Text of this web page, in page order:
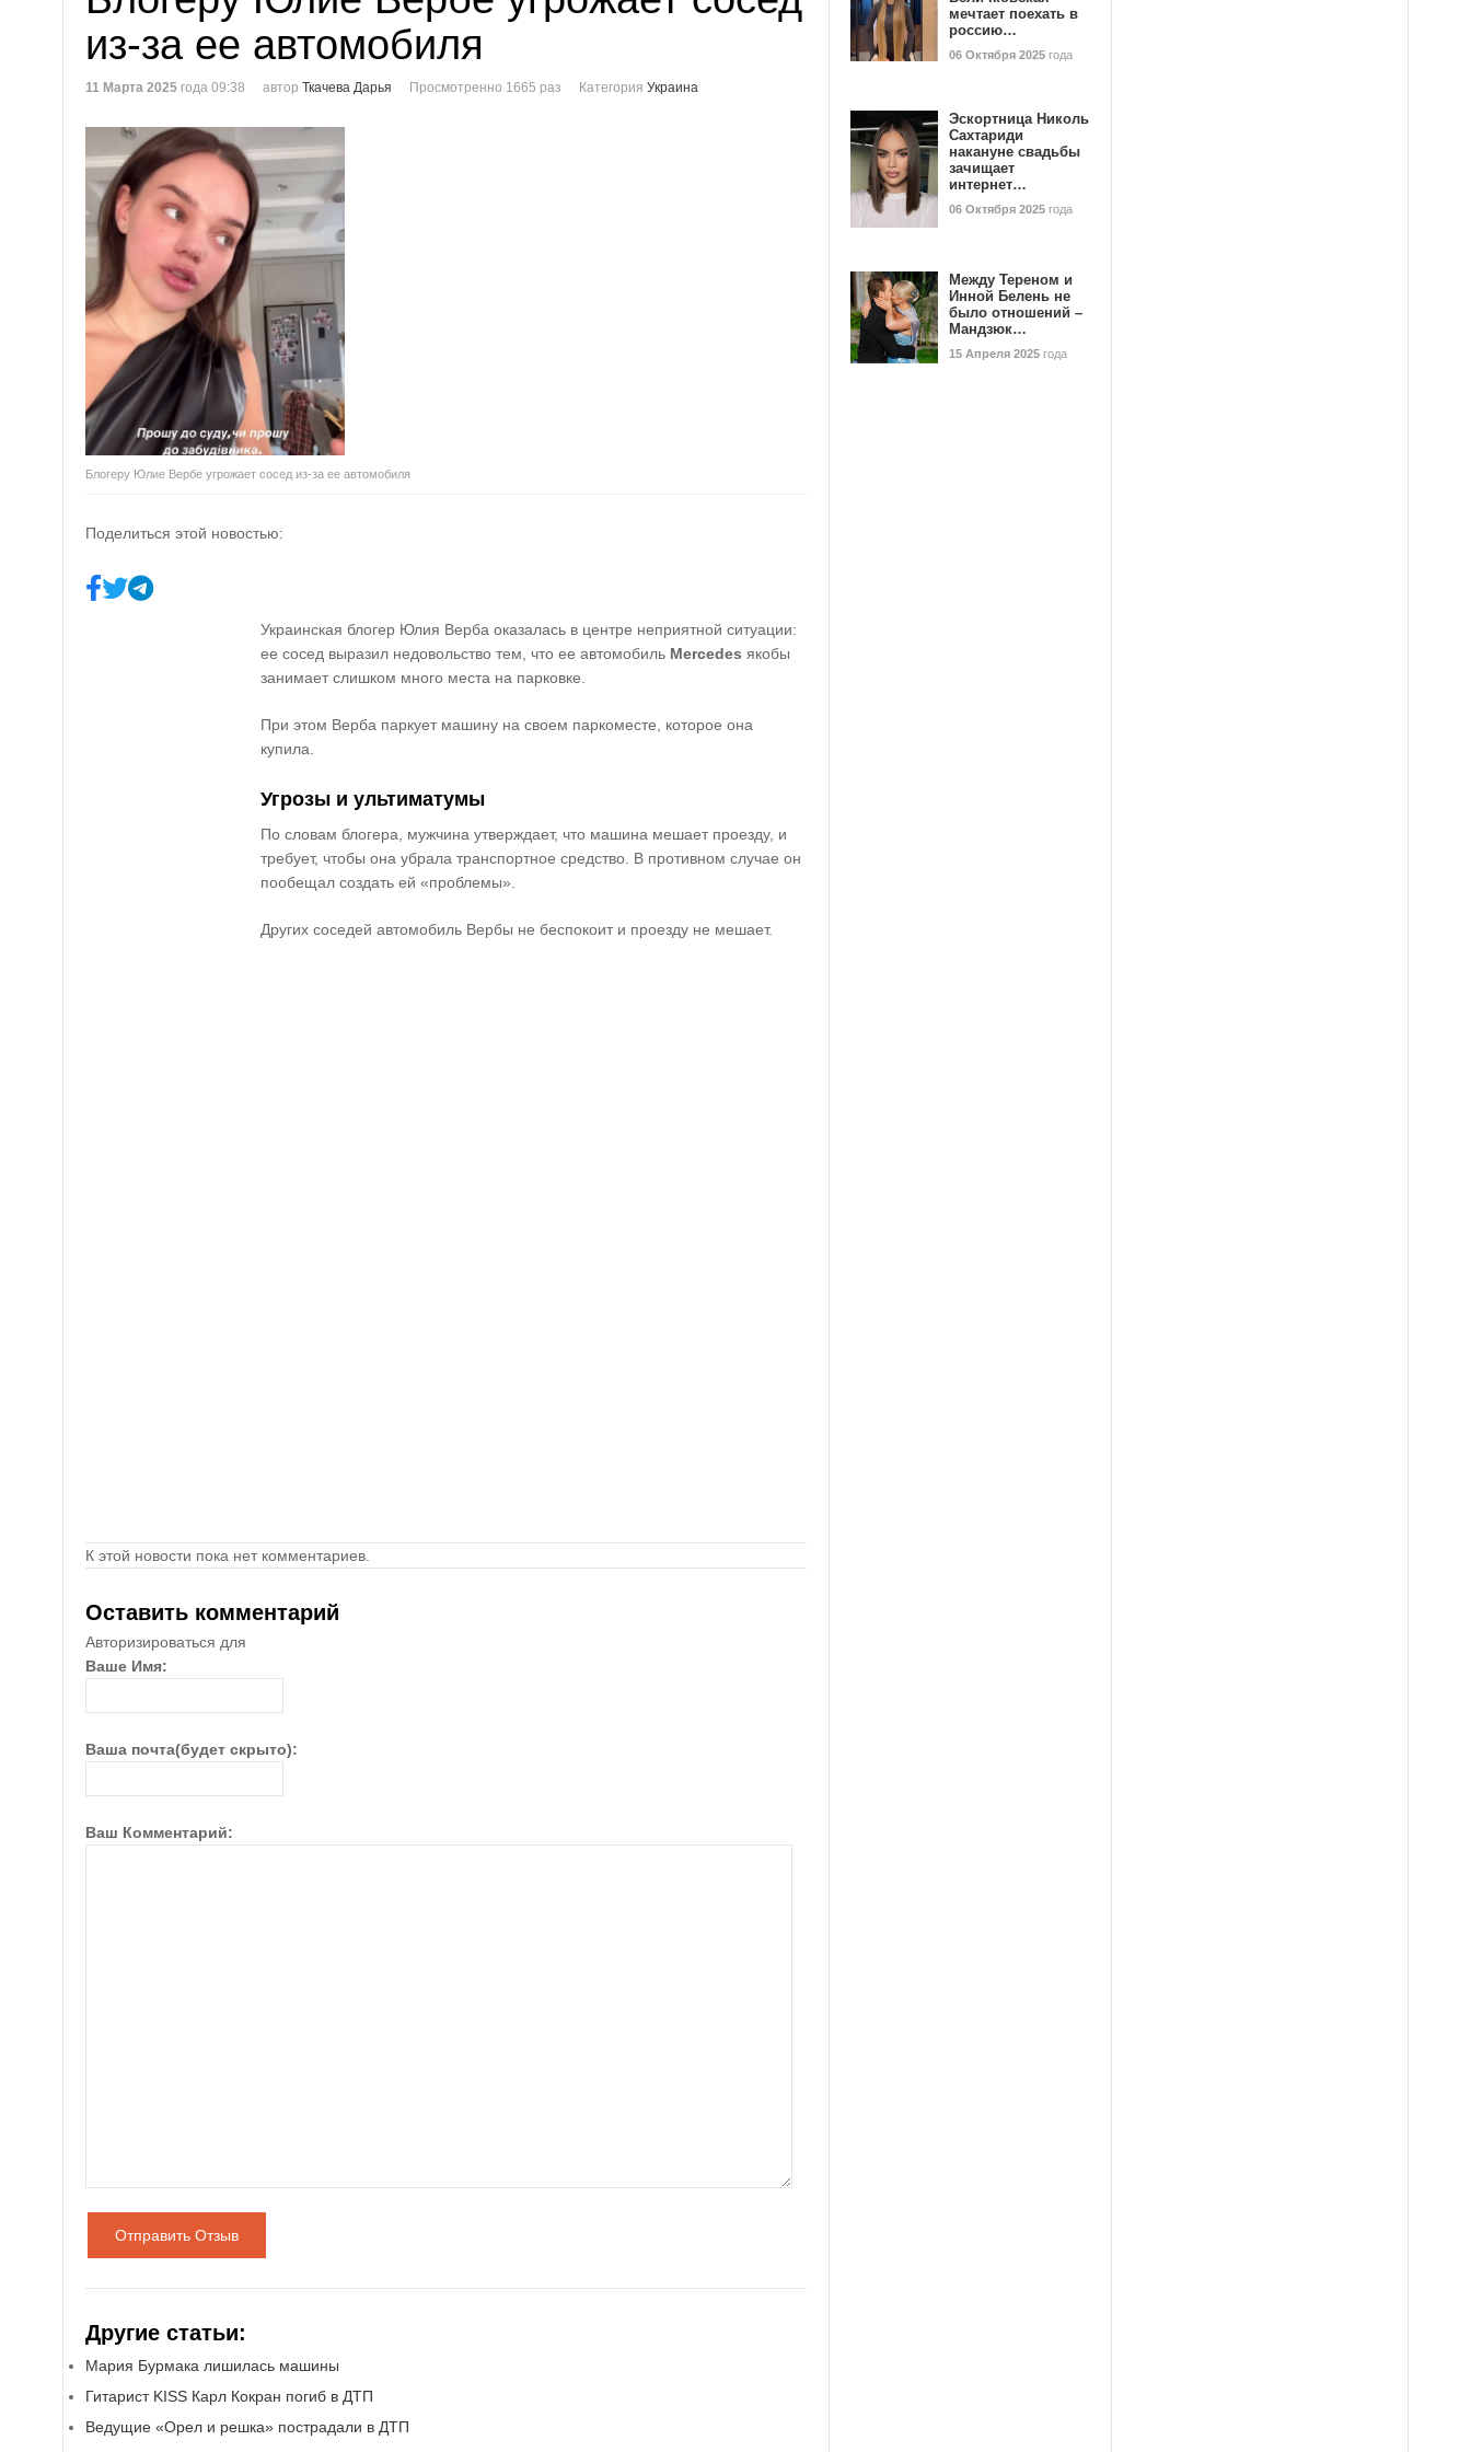
из-за ее автомобиля
11 Марта 2025 года 09:38 автор Ткачева Дарья Просмотренно 1665 раз Категория Украина
Блогеру Юлие Вербе угрожает сосед из-за ее автомобиля
Поделиться этой новостью:
Украинская блогер Юлия Верба оказалась в центре неприятной ситуации:
ее сосед выразил недовольство тем, что ее автомобиль Mercedes якобы
занимает слишком много места на парковке.
При этом Верба паркует машину на своем паркоместе, которое она
купила.
Угрозы и ультиматумы
По словам блогера, мужчина утверждает, что машина мешает проезду, и
требует, чтобы она убрала транспортное средство. В противном случае он
пообещал создать ей «проблемы».
Других соседей автомобиль Вербы не беспокоит и проезду не мешает.
К этой новости пока нет комментариев.
Оставить комментарий
Авторизироваться для
Ваше Имя:
Ваша почта(будет скрыто):
Ваш Комментарий:
Отправить Отзыв
Другие статьи:
Мария Бурмака лишилась машины
Гитарист KISS Карл Кокран погиб в ДТП
Ведущие «Орел и решка» пострадали в ДТП
мечтает поехать в
россию…
06 Октября 2025 года
Эскортница Николь
Сахтариди
накануне свадьбы
зачищает
интернет…
06 Октября 2025 года
Между Тереном и
Инной Белень не
было отношений –
Мандзюк…
15 Апреля 2025 года